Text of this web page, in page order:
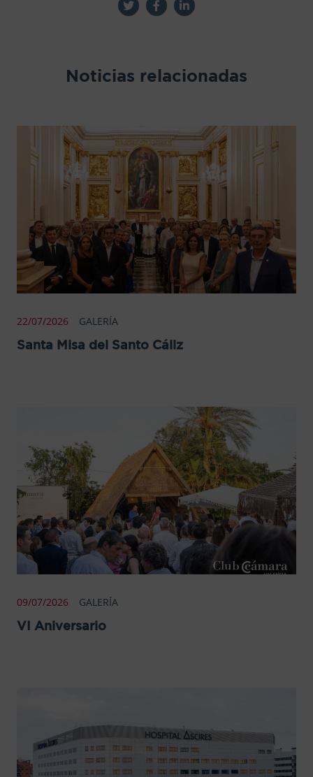
Noticias relacionadas
22/07/2026 GALERÍA
Santa Misa del Santo Cáliz
09/07/2026 GALERÍA
VI Aniversario